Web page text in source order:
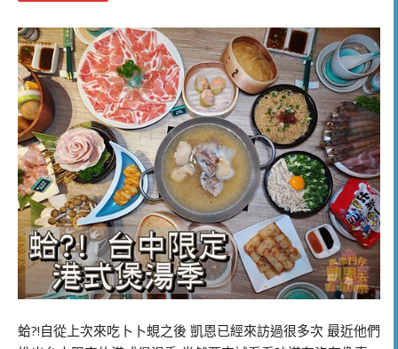
蛤?!自從上次來吃卜卜蜆之後 凱恩已經來訪過很多次 最近他們